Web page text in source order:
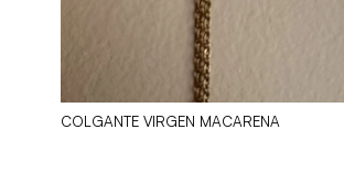
COLGANTE VIRGEN MACARENA